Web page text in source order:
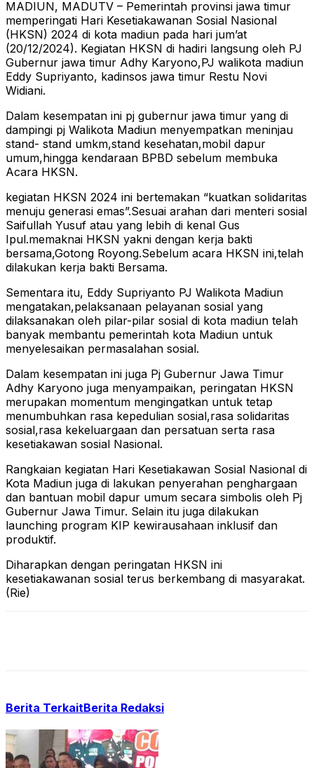
MADIUN, MADUTV – Pemerintah provinsi jawa timur
memperingati Hari Kesetiakawanan Sosial Nasional
(HKSN) 2024 di kota madiun pada hari jum’at
(20/12/2024). Kegiatan HKSN di hadiri langsung oleh PJ
Gubernur jawa timur Adhy Karyono,PJ walikota madiun
Eddy Supriyanto, kadinsos jawa timur Restu Novi
Widiani.
Dalam kesempatan ini pj gubernur jawa timur yang di
dampingi pj Walikota Madiun menyempatkan meninjau
stand- stand umkm,stand kesehatan,mobil dapur
umum,hingga kendaraan BPBD sebelum membuka
Acara HKSN.
kegiatan HKSN 2024 ini bertemakan “kuatkan solidaritas
menuju generasi emas”.Sesuai arahan dari menteri sosial
Saifullah Yusuf atau yang lebih di kenal Gus
Ipul.memaknai HKSN yakni dengan kerja bakti
bersama,Gotong Royong.Sebelum acara HKSN ini,telah
dilakukan kerja bakti Bersama.
Sementara itu, Eddy Supriyanto PJ Walikota Madiun
mengatakan,pelaksanaan pelayanan sosial yang
dilaksanakan oleh pilar-pilar sosial di kota madiun telah
banyak membantu pemerintah kota Madiun untuk
menyelesaikan permasalahan sosial.
Dalam kesempatan ini juga Pj Gubernur Jawa Timur
Adhy Karyono juga menyampaikan, peringatan HKSN
merupakan momentum mengingatkan untuk tetap
menumbuhkan rasa kepedulian sosial,rasa solidaritas
sosial,rasa kekeluargaan dan persatuan serta rasa
kesetiakawan sosial Nasional.
Rangkaian kegiatan Hari Kesetiakawan Sosial Nasional di
Kota Madiun juga di lakukan penyerahan penghargaan
dan bantuan mobil dapur umum secara simbolis oleh Pj
Gubernur Jawa Timur. Selain itu juga dilakukan
launching program KIP kewirausahaan inklusif dan
produktif.
Diharapkan dengan peringatan HKSN ini
kesetiakawanan sosial terus berkembang di masyarakat.
(Rie)
Berita TerkaitBerita Redaksi